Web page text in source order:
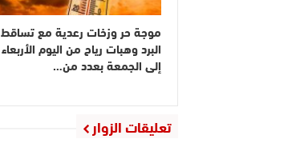
موجة حر وزخات رعدية مع تساقط
البرد وهبات رياح من اليوم الأربعاء
إلى الجمعة بعدد من…
تعليقات الزوار